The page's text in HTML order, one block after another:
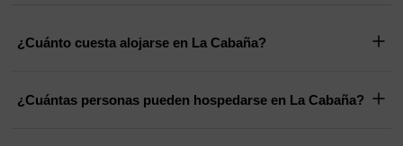
¿Cuánto cuesta alojarse en La Cabaña?
¿Cuántas personas pueden hospedarse en La Cabaña?